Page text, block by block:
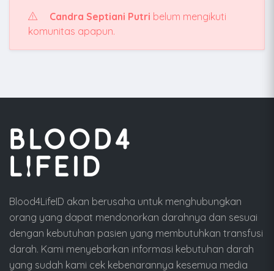
Candra Septiani Putri belum mengikuti
komunitas apapun.
Blood4LifeID akan berusaha untuk menghubungkan
orang yang dapat mendonorkan darahnya dan sesuai
dengan kebutuhan pasien yang membutuhkan transfusi
darah. Kami menyebarkan informasi kebutuhan darah
yang sudah kami cek kebenarannya kesemua media